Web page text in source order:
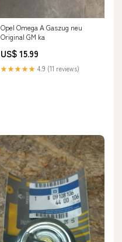
Opel Omega A Gaszug neu
Original GM ka
US$ 15.99
★★★★★ 4.9 (11 reviews)